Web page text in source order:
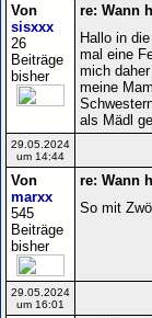
Von
sisxxx
26
Beiträge
bisher
re: Wann
Hallo in
mal eine
mich
meine
als Mädl
29.05.2024
um 14:44
Von
marxx
545
Beiträge
bisher
re: Wann
So mit
29.05.2024
um 16:01